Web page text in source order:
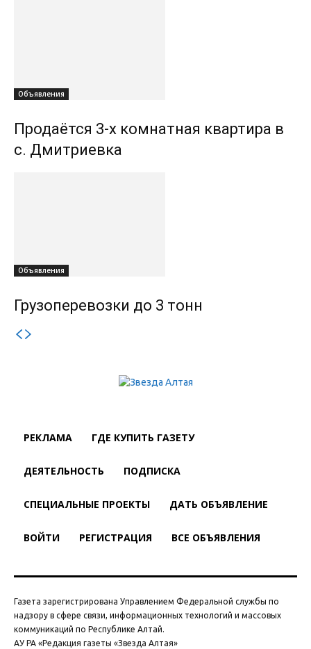
Объявления
Продаётся 3-х комнатная квартира в
с. Дмитриевка
Объявления
Грузоперевозки до 3 тонн
РЕКЛАМА ГДЕ КУПИТЬ ГАЗЕТУ
ДЕЯТЕЛЬНОСТЬ ПОДПИСКА
СПЕЦИАЛЬНЫЕ ПРОЕКТЫ ДАТЬ ОБЪЯВЛЕНИЕ
ВОЙТИ РЕГИСТРАЦИЯ ВСЕ ОБЪЯВЛЕНИЯ
Газета зарегистрирована Управлением Федеральной службы по
надзору в сфере связи, информационных технологий и массовых
коммуникаций по Республике Алтай.
АУ РА «Редакция газеты «Звезда Алтая»